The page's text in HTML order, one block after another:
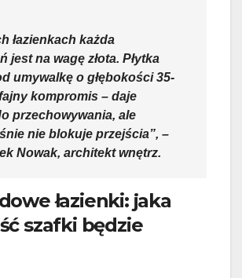
łazienkach każda
jest na wagę złota. Płytka
umywalkę o głębokości 35-
kompromis – daje
przechowywania, ale
nie blokuje przejścia”, –
Nowak, architekt wnętrz.
łazienki: jaka
szafki będzie